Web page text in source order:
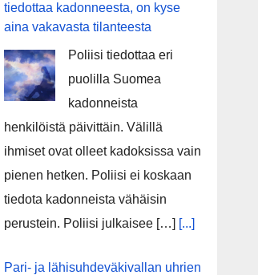
tiedottaa kadonneesta, on kyse
aina vakavasta tilanteesta
Poliisi tiedottaa eri
puolilla Suomea
kadonneista
henkilöistä päivittäin. Välillä
ihmiset ovat olleet kadoksissa vain
pienen hetken. Poliisi ei koskaan
tiedota kadonneista vähäisin
perustein. Poliisi julkaisee […] [...]
Pari- ja lähisuhdeväkivallan uhrien